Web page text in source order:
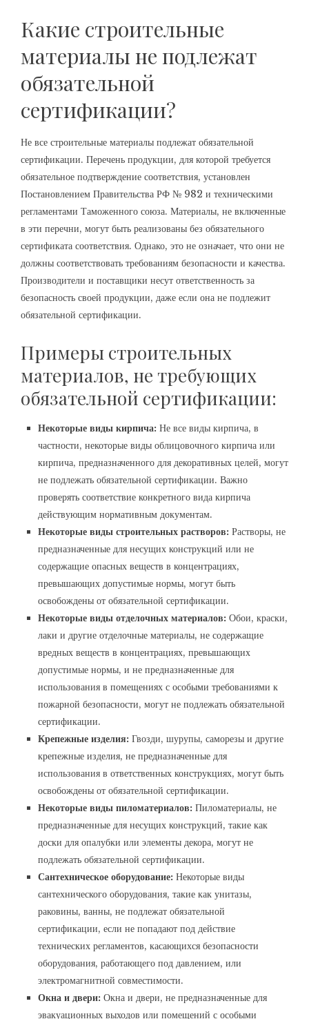
Какие строительные
материалы не подлежат
обязательной
сертификации?
Не все строительные материалы подлежат обязательной
сертификации. Перечень продукции, для которой требуется
обязательное подтверждение соответствия, установлен
Постановлением Правительства РФ № 982 и техническими
регламентами Таможенного союза. Материалы, не включенные
в эти перечни, могут быть реализованы без обязательного
сертификата соответствия. Однако, это не означает, что они не
должны соответствовать требованиям безопасности и качества.
Производители и поставщики несут ответственность за
безопасность своей продукции, даже если она не подлежит
обязательной сертификации.
Примеры строительных
материалов, не требующих
обязательной сертификации:
Некоторые виды кирпича: Не все виды кирпича, в
частности, некоторые виды облицовочного кирпича или
кирпича, предназначенного для декоративных целей, могут
не подлежать обязательной сертификации. Важно
проверять соответствие конкретного вида кирпича
действующим нормативным документам.
Некоторые виды строительных растворов: Растворы, не
предназначенные для несущих конструкций или не
содержащие опасных веществ в концентрациях,
превышающих допустимые нормы, могут быть
освобождены от обязательной сертификации.
Некоторые виды отделочных материалов: Обои, краски,
лаки и другие отделочные материалы, не содержащие
вредных веществ в концентрациях, превышающих
допустимые нормы, и не предназначенные для
использования в помещениях с особыми требованиями к
пожарной безопасности, могут не подлежать обязательной
сертификации.
Крепежные изделия: Гвозди, шурупы, саморезы и другие
крепежные изделия, не предназначенные для
использования в ответственных конструкциях, могут быть
освобождены от обязательной сертификации.
Некоторые виды пиломатериалов: Пиломатериалы, не
предназначенные для несущих конструкций, такие как
доски для опалубки или элементы декора, могут не
подлежать обязательной сертификации.
Сантехническое оборудование: Некоторые виды
сантехнического оборудования, такие как унитазы,
раковины, ванны, не подлежат обязательной
сертификации, если не попадают под действие
технических регламентов, касающихся безопасности
оборудования, работающего под давлением, или
электромагнитной совместимости.
Окна и двери: Окна и двери, не предназначенные для
эвакуационных выходов или помещений с особыми